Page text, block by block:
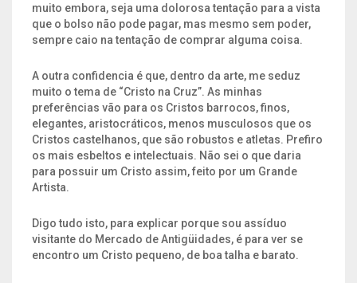
muito embora, seja uma dolorosa tentação para a vista
que o bolso não pode pagar, mas mesmo sem poder,
sempre caio na tentação de comprar alguma coisa.
A outra confidencia é que, dentro da arte, me seduz
muito o tema de “Cristo na Cruz”. As minhas
preferências vão para os Cristos barrocos, finos,
elegantes, aristocráticos, menos musculosos que os
Cristos castelhanos, que são robustos e atletas. Prefiro
os mais esbeltos e intelectuais. Não sei o que daria
para possuir um Cristo assim, feito por um Grande
Artista.
Digo tudo isto, para explicar porque sou assíduo
visitante do Mercado de Antigüidades, é para ver se
encontro um Cristo pequeno, de boa talha e barato.